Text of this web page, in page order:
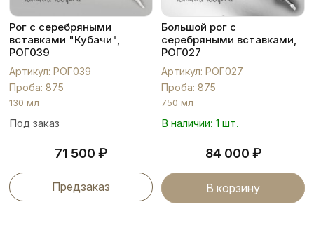
Рог с серебряными
вставками "Кубачи",
РОГ039
Артикул: РОГ039
Проба: 875
130 мл
Под заказ
71 500 ₽
Предзаказ
Большой рог с
серебряными вставками,
РОГ027
Артикул: РОГ027
Проба: 875
750 мл
В наличии: 1 шт.
84 000 ₽
В корзину